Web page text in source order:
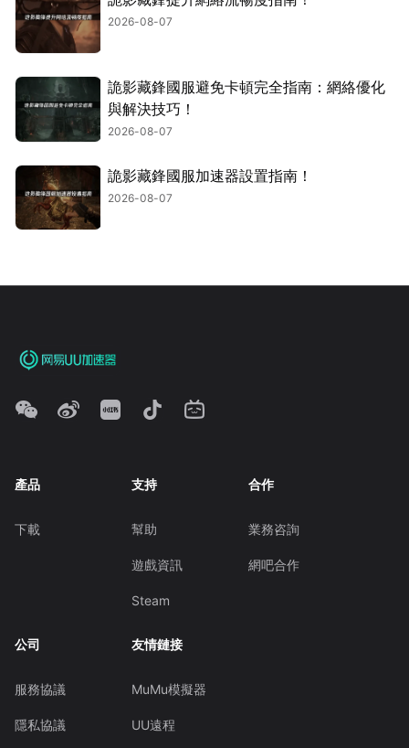
2026-08-07
詭影藏鋒國服避免卡頓完全指南：網絡優化
與解決技巧！
2026-08-07
詭影藏鋒國服加速器設置指南！
2026-08-07
產品
下載
支持
幫助
遊戲資訊
Steam
合作
業務咨詢
網吧合作
公司
服務協議
隱私協議
友情鏈接
MuMu模擬器
UU遠程